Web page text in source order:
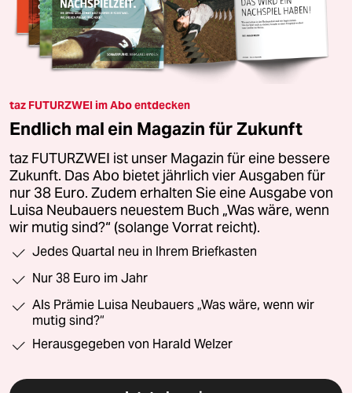
taz FUTURZWEI im Abo entdecken
Endlich mal ein Magazin für Zukunft
taz FUTURZWEI ist unser Magazin für eine bessere
Zukunft. Das Abo bietet jährlich vier Ausgaben für
nur 38 Euro. Zudem erhalten Sie eine Ausgabe von
Luisa Neubauers neuestem Buch „Was wäre, wenn
wir mutig sind?“ (solange Vorrat reicht).
Jedes Quartal neu in Ihrem Briefkasten
Nur 38 Euro im Jahr
Als Prämie Luisa Neubauers „Was wäre, wenn wir
mutig sind?“
Herausgegeben von Harald Welzer